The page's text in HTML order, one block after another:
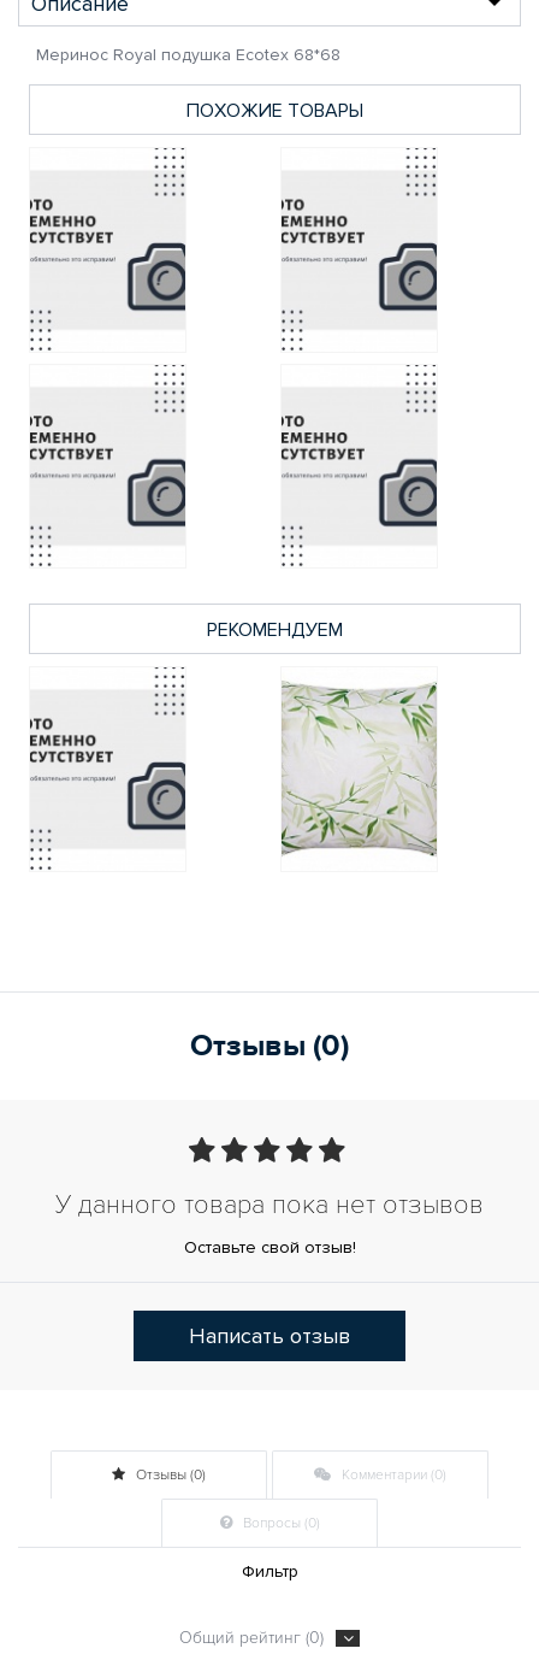
Меринос Royal подушка Ecotex 68*68
ПОХОЖИЕ ТОВАРЫ
РЕКОМЕНДУЕМ
Отзывы (0)
У данного товара пока нет отзывов
Оставьте свой отзыв!
Написать отзыв
Отзывы (0) Комментарии (0)
Вопросы (0)
Фильтр
Общий рейтинг (0)